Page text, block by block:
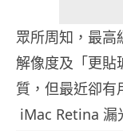
眾所周知，最
解像度及「更貼
質，但最近卻有
iMac Retina 漏